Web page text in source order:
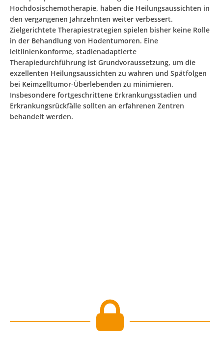
Hochdosischemotherapie, haben die Heilungsaussichten in
den vergangenen Jahrzehnten weiter verbessert.
Zielgerichtete Therapiestrategien spielen bisher keine Rolle
in der Behandlung von Hodentumoren. Eine
leitlinienkonforme, stadienadaptierte
Therapiedurchführung ist Grundvoraussetzung, um die
exzellenten Heilungsaussichten zu wahren und Spätfolgen
bei Keimzelltumor-Überlebenden zu minimieren.
Insbesondere fortgeschrittene Erkrankungsstadien und
Erkrankungsrückfälle sollten an erfahrenen Zentren
behandelt werden.